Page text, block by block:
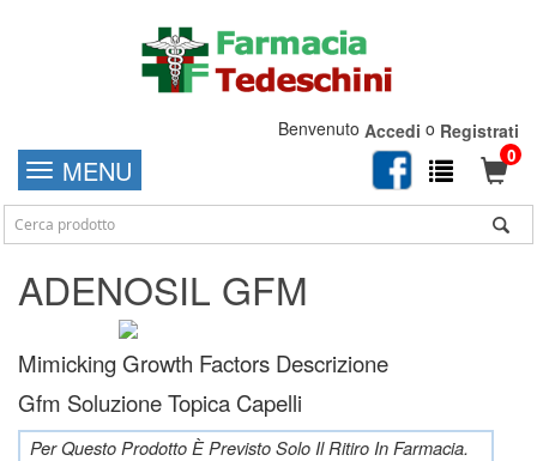
Benvenuto Accedi o Registrati
0
MENU
ADENOSIL GFM
Mimicking Growth Factors Descrizione
Gfm Soluzione Topica Capelli
Per Questo Prodotto È Previsto Solo Il Ritiro In Farmacia.